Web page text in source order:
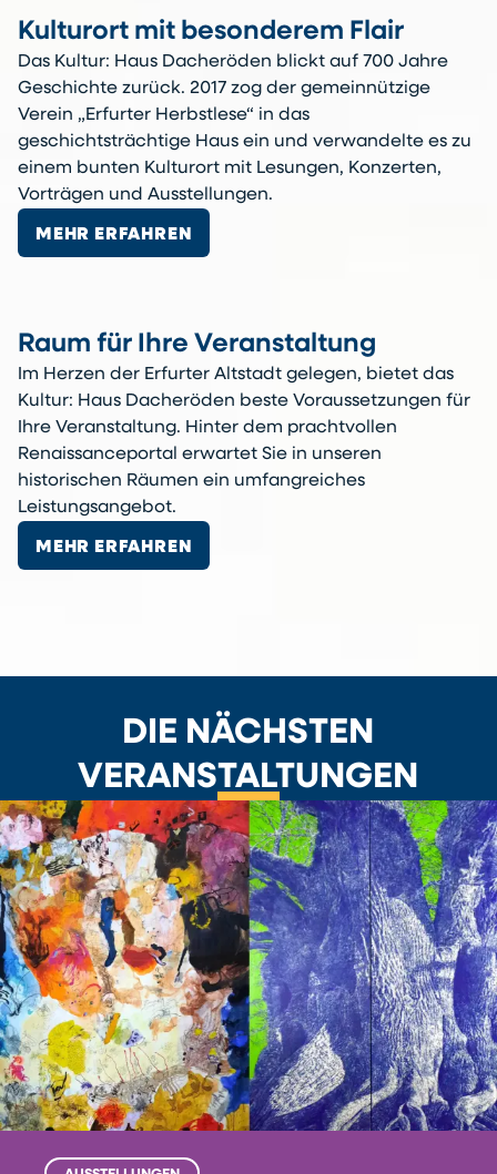
Kulturort mit besonderem Flair
Das Kultur: Haus Dacheröden blickt auf 700 Jahre
Geschichte zurück. 2017 zog der gemeinnützige
Verein „Erfurter Herbstlese“ in das
geschichtsträchtige Haus ein und verwandelte es zu
einem bunten Kulturort mit Lesungen, Konzerten,
Vorträgen und Ausstellungen.
MEHR ERFAHREN
Raum für Ihre Veranstaltung
Im Herzen der Erfurter Altstadt gelegen, bietet das
Kultur: Haus Dacheröden beste Voraussetzungen für
Ihre Veranstaltung. Hinter dem prachtvollen
Renaissanceportal erwartet Sie in unseren
historischen Räumen ein umfangreiches
Leistungsangebot.
MEHR ERFAHREN
DIE NÄCHSTEN
VERANSTALTUNGEN